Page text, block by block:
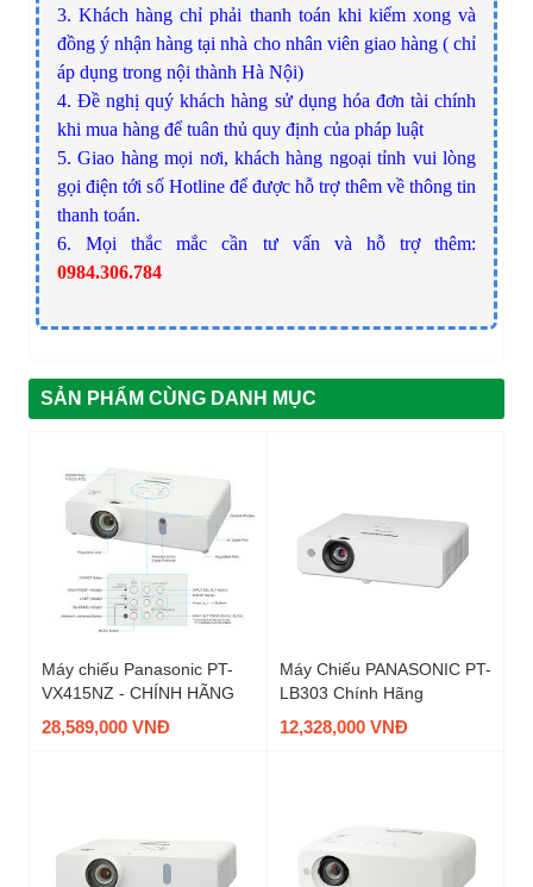
3. Khách hàng chỉ phải thanh toán khi kiểm xong và
đồng ý nhận hàng tại nhà cho nhân viên giao hàng ( chỉ
áp dụng trong nội thành Hà Nội)
4. Đề nghị quý khách hàng sử dụng hóa đơn tài chính
khi mua hàng để tuân thủ quy định của pháp luật
5. Giao hàng mọi nơi, khách hàng ngoại tỉnh vui lòng
gọi điện tới số Hotline để được hỗ trợ thêm về thông tin
thanh toán.
6. Mọi thắc mắc cần tư vấn và hỗ trợ thêm:
0984.306.784
SẢN PHẨM CÙNG DANH MỤC
Máy chiếu Panasonic PT-
VX415NZ - CHÍNH HÃNG
28,589,000 VNĐ
Máy Chiếu PANASONIC PT-
LB303 Chính Hãng
12,328,000 VNĐ